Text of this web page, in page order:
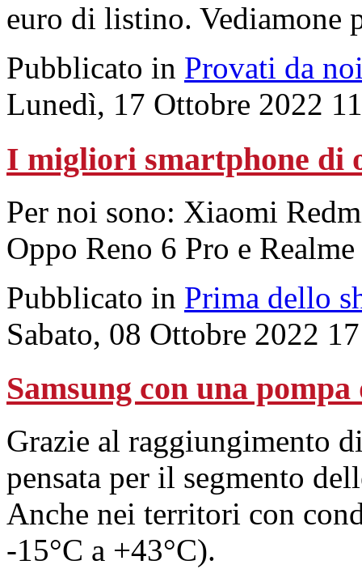
euro di listino. Vediamone
Pubblicato in Provati da
Lunedì, 17 Ottobre 2022
I migliori smartphone di
Per noi sono: Xiaomi
Oppo Reno 6 Pro e
Pubblicato in Prima dello
Sabato, 08 Ottobre 2022
Samsung con una
Grazie al raggiungimento
pensata per il segmento
Anche nei territori con
-15°C a +43°C).